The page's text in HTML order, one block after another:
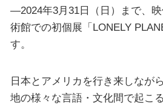
―2024年3月31日（日）まで、
術館での初個展「LONELY
す。
日本とアメリカを行き来しなが
地の様々な言語・文化間で起こ